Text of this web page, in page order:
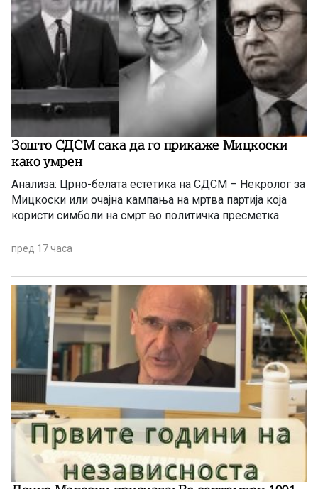
Зошто СДСМ сака да го прикаже Мицкоски
како умрен
Анализа: Црно-белата естетика на СДСМ – Некролог за
Мицкоски или очајна кампања на мртва партија која
користи симболи на смрт во политичка пресметка
пред 17 часа